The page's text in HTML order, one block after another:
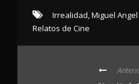
Irrealidad,Miguel
Relatos de Cine